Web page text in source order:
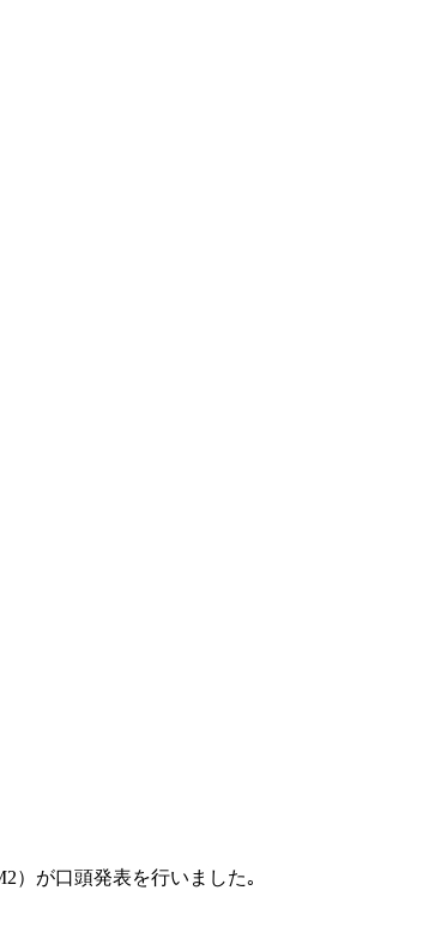
）が口頭発表を行いました｡